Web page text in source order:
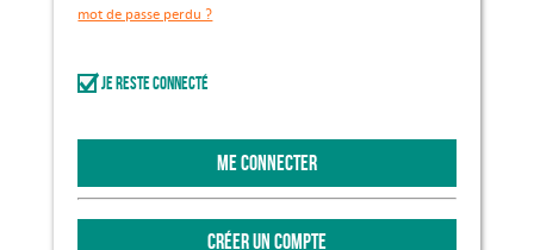
mot de passe perdu ?
Je reste connecté
ME CONNECTER
CRÉER UN COMPTE